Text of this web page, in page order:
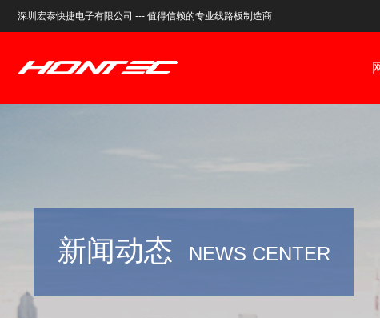
深圳宏泰快捷电子有限公司 --- 值得信赖的专业线路板制造商
新闻动态 NEWS CENTER